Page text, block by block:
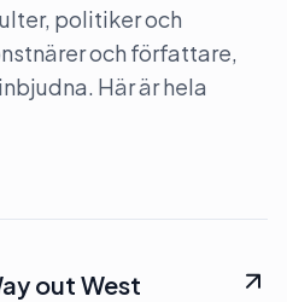
politiker och
och författare,
Här är hela
out West